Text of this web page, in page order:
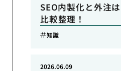
SEO内製化と外注
比較整理！
知識
2026.06.09